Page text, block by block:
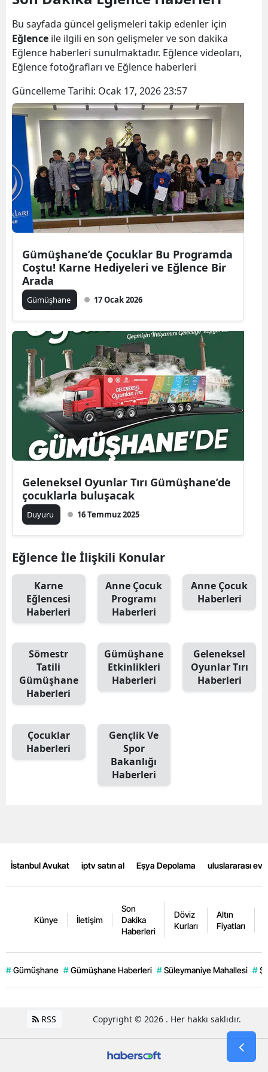
Bingöl
Bitlis
Bolu
Burdur
Bursa
Çanakkale
Çankırı
Çorum
Denizli
Diyarbakır
Erzincan
Erzurum
Eskişehir
Gaziantep
Giresun
Gümüşhane
Hakkari
Mersin
İstanbul
İzmir
Kars
Kastamonu
Kayseri
Kırşehir
Konya
Kahramanmaraş
Nevşehir
Ordu
Bu sayfada güncel gelişmeleri takip edenler için
Eğlence ile ilgili en son gelişmeler ve son dakika
Eğlence haberleri sunulmaktadır. Eğlence videoları,
Eğlence fotoğrafları ve Eğlence haberleri
Güncelleme Tarihi: Ocak 17, 2026 23:57
Gümüşhane’de Çocuklar Bu Programda
Coştu! Karne Hediyeleri ve Eğlence Bir
Arada
Gümüşhane 17 Ocak 2026
Geleneksel Oyunlar Tırı Gümüşhane’de
çocuklarla buluşacak
Duyuru 16 Temmuz 2025
Eğlence İle İlişkili Konular
Karne
Eğlencesi
Haberleri
Anne Çocuk
Programı
Haberleri
Anne Çocuk
Haberleri
Sömestr
Tatili
Gümüşhane
Haberleri
Gümüşhane
Etkinlikleri
Haberleri
Geleneksel
Oyunlar Tırı
Haberleri
Çocuklar
Haberleri
Gençlik Ve
Spor
Bakanlığı
Haberleri
İstanbul Avukat iptv satın al Eşya Depolama uluslararası
Künye İletişim
Son
Dakika
Haberleri
Döviz
Kurları
Altın
Fiyatları
# Gümüşhane # Gümüşhane Haberleri # Süleymaniye Mahallesi #
RSS Copyright © 2026 . Her hakkı saklıdır.